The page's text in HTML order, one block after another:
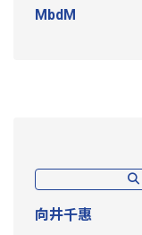
MbdM
向井千惠